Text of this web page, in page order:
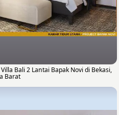
Bali 2 Lantai Bapak Novi di Bekasi,
Barat